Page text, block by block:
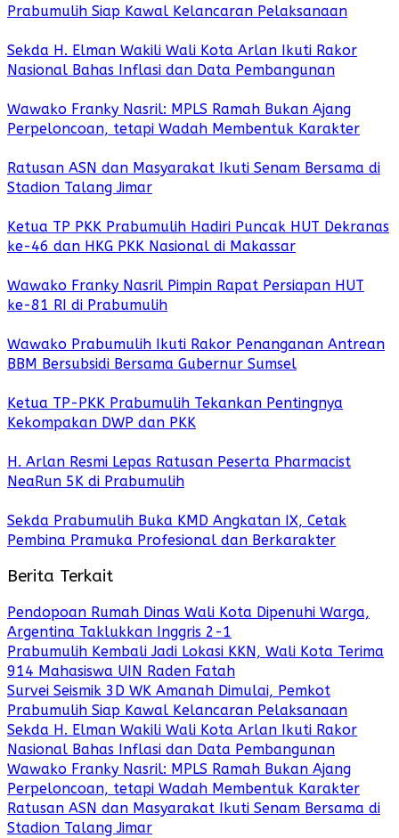
Prabumulih Siap Kawal Kelancaran Pelaksanaan
Sekda H. Elman Wakili Wali Kota Arlan Ikuti Rakor
Nasional Bahas Inflasi dan Data Pembangunan
Wawako Franky Nasril: MPLS Ramah Bukan Ajang
Perpeloncoan, tetapi Wadah Membentuk Karakter
Ratusan ASN dan Masyarakat Ikuti Senam Bersama di
Stadion Talang Jimar
Ketua TP PKK Prabumulih Hadiri Puncak HUT Dekranas
ke-46 dan HKG PKK Nasional di Makassar
Wawako Franky Nasril Pimpin Rapat Persiapan HUT
ke-81 RI di Prabumulih
Wawako Prabumulih Ikuti Rakor Penanganan Antrean
BBM Bersubsidi Bersama Gubernur Sumsel
Ketua TP-PKK Prabumulih Tekankan Pentingnya
Kekompakan DWP dan PKK
H. Arlan Resmi Lepas Ratusan Peserta Pharmacist
NeaRun 5K di Prabumulih
Sekda Prabumulih Buka KMD Angkatan IX, Cetak
Pembina Pramuka Profesional dan Berkarakter
Berita Terkait
Pendopoan Rumah Dinas Wali Kota Dipenuhi Warga,
Argentina Taklukkan Inggris 2-1
Prabumulih Kembali Jadi Lokasi KKN, Wali Kota Terima
914 Mahasiswa UIN Raden Fatah
Survei Seismik 3D WK Amanah Dimulai, Pemkot
Prabumulih Siap Kawal Kelancaran Pelaksanaan
Sekda H. Elman Wakili Wali Kota Arlan Ikuti Rakor
Nasional Bahas Inflasi dan Data Pembangunan
Wawako Franky Nasril: MPLS Ramah Bukan Ajang
Perpeloncoan, tetapi Wadah Membentuk Karakter
Ratusan ASN dan Masyarakat Ikuti Senam Bersama di
Stadion Talang Jimar